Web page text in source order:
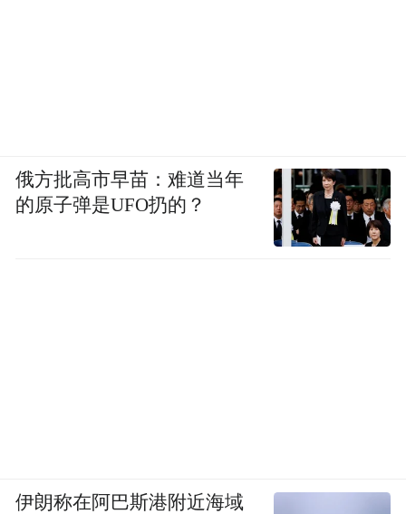
俄方批高市早苗：难道当年
的原子弹是UFO扔的？
伊朗称在阿巴斯港附近海域